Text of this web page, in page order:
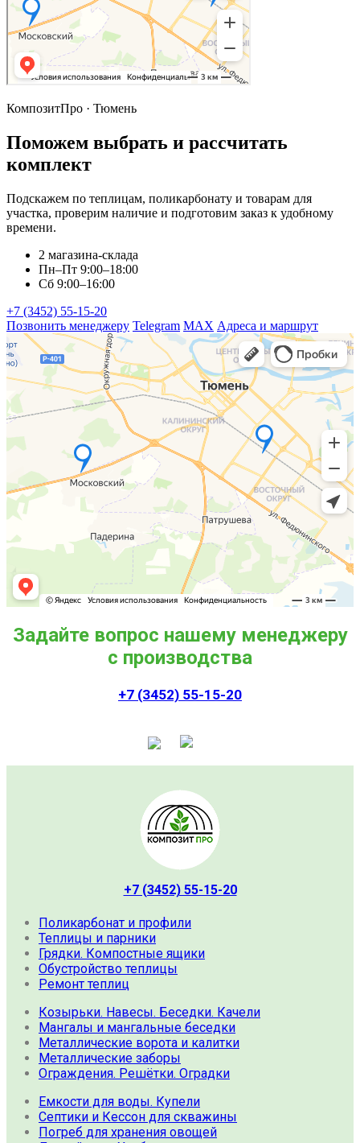
КомпозитПро · Тюмень
Поможем выбрать и рассчитать
комплект
Подскажем по теплицам, поликарбонату и товарам для
участка, проверим наличие и подготовим заказ к удобному
времени.
2 магазина-склада
Пн–Пт 9:00–18:00
Сб 9:00–16:00
+7 (3452) 55-15-20
Позвонить менеджеру Telegram MAX Адреса и маршрут
Задайте вопрос нашему менеджеру
с производства
+7 (3452) 55-15-20
+7 (3452) 55-15-20
Поликарбонат и профили
Теплицы и парники
Грядки. Компостные ящики
Обустройство теплицы
Ремонт теплиц
Козырьки. Навесы. Беседки. Качели
Мангалы и мангальные беседки
Металлические ворота и калитки
Металлические заборы
Ограждения. Решётки. Оградки
Емкости для воды. Купели
Септики и Кессон для скважины
Погреб для хранения овощей